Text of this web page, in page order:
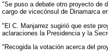
"Se puso a debate otro proyecto de
cargo de vicecónsul de Dinamarca
"El C. Manjarrez sugirió que este
aclaraciones la Presidencia y la
"Recogida la votación acerca del